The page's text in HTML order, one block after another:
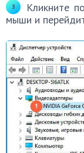
Кликните
мыши и